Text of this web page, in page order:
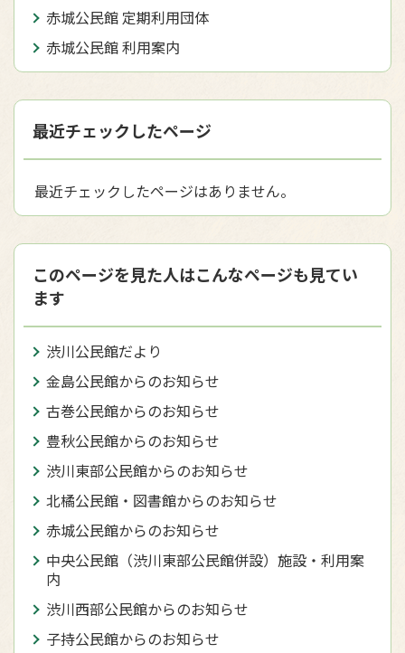
赤城公民館 定期利用団体
赤城公民館 利用案内
最近チェックしたページ
最近チェックしたページはありません。
このページを見た人はこんなページも見てい
ます
渋川公民館だより
金島公民館からのお知らせ
古巻公民館からのお知らせ
豊秋公民館からのお知らせ
渋川東部公民館からのお知らせ
北橘公民館・図書館からのお知らせ
赤城公民館からのお知らせ
中央公民館（渋川東部公民館併設）施設・利用案
内
渋川西部公民館からのお知らせ
子持公民館からのお知らせ